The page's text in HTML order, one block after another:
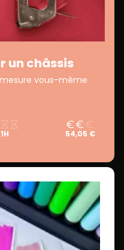
un châssis
vous-même
1H 54,05 €